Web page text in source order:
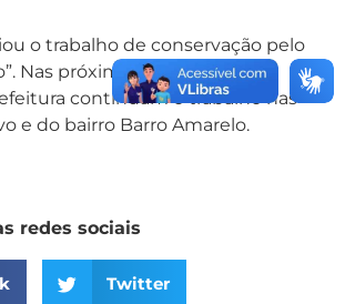
o trabalho de conservação pelo
Nas próximas semanas, as
continuam o trabalho nas
e do bairro Barro Amarelo.
redes sociais
Twitter